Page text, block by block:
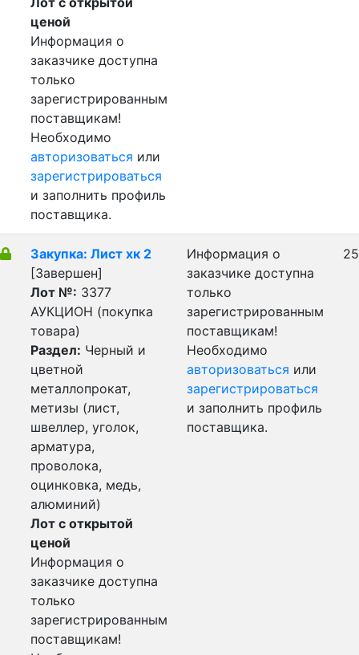
ценой
Информация о
заказчике доступна
только
зарегистрированным
поставщикам!
Необходимо
авторизоваться или
зарегистрироваться
и заполнить профиль
поставщика.
Закупка: Лист хк 2
[Завершен]
Лот №: 3377
АУКЦИОН (покупка
товара)
Раздел: Черный и
цветной
металлопрокат,
метизы (лист,
швеллер, уголок,
арматура,
проволока,
оцинковка, медь,
алюминий)
Лот с открытой
ценой
Информация о
заказчике доступна
только
зарегистрированным
поставщикам!
Информация о
заказчике доступна
только
зарегистрированным
поставщикам!
Необходимо
авторизоваться или
зарегистрироваться
и заполнить профиль
поставщика.